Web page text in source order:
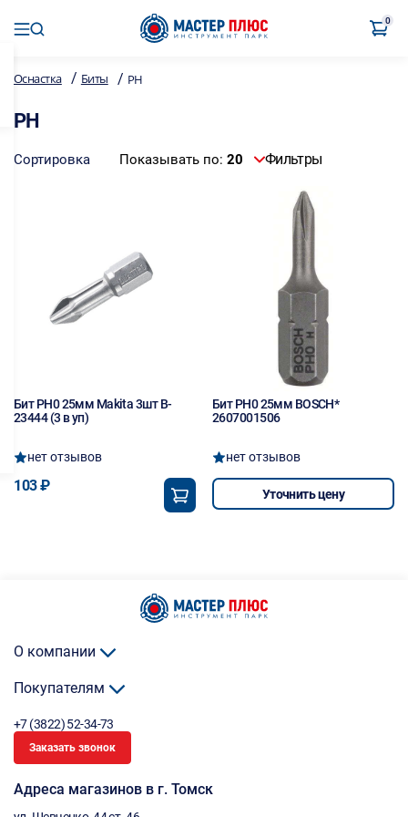
0
Оснастка / Биты / PH
PH
Сортировка Показывать по: 20 Фильтры
Бит PH0 25мм Makita 3шт B-
23444 (3 в уп)
нет отзывов
103 ₽
Бит PH0 25мм BOSCH*
2607001506
нет отзывов
Уточнить цену
О компании
Покупателям
+7 (3822) 52-34-73
Заказать звонок
Адреса магазинов в г. Томск